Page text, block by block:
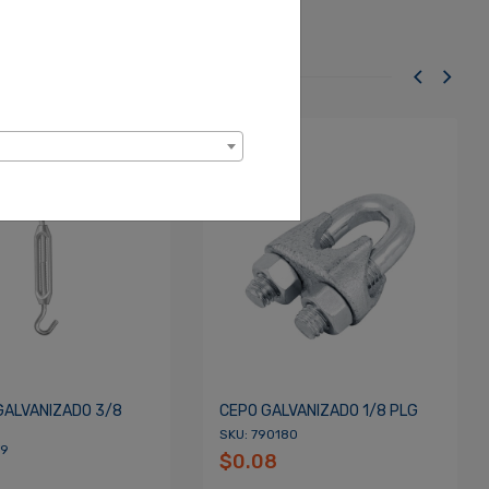
3/8
CEPO GALVANIZADO 1/8 PLG
SKU: 790180
$0.08